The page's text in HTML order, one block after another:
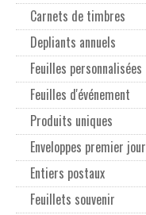
Carnets de timbres
Depliants annuels
Feuilles personnalisées
Feuilles d'événement
Produits uniques
Enveloppes premier jour
Entiers postaux
Feuillets souvenir